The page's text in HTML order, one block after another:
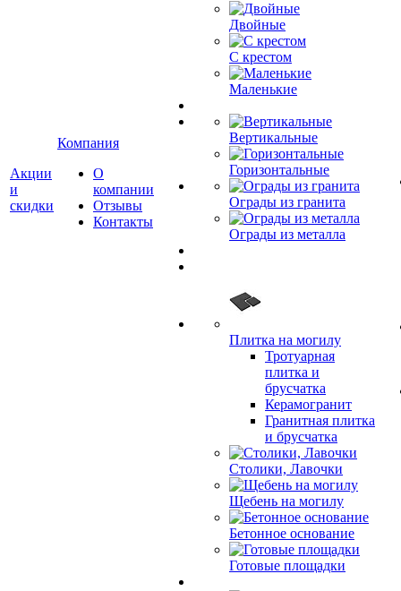
Акции
и
скидки
Компания
О
компании
Отзывы
Контакты
Двойные
С крестом
Маленькие
Вертикальные
Горизонтальные
Ограды из гранита
Ограды из металла
Плитка на могилу
Тротуарная
плитка и
брусчатка
Керамогранит
Гранитная плитка
и брусчатка
Столики, Лавочки
Щебень на могилу
Бетонное основание
Готовые площадки